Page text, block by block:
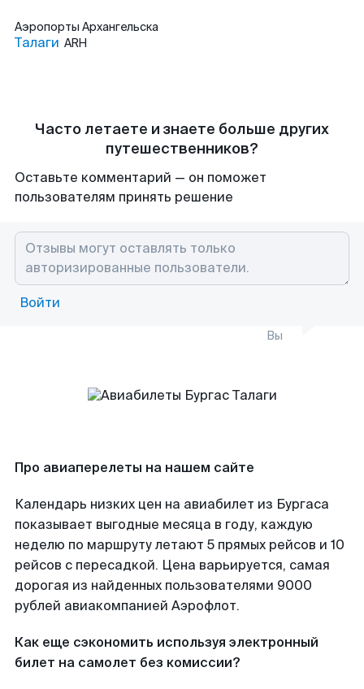
Аэропорты Архангельска
Талаги ARH
Часто летаете и знаете больше других
путешественников?
Оставьте комментарий — он поможет
пользователям принять решение
Войти
Вы
Про авиаперелеты на нашем сайте
Календарь низких цен на авиабилет из Бургаса
показывает выгодные месяца в году, каждую
неделю по маршруту летают 5 прямых рейсов и 10
рейсов с пересадкой. Цена варьируется, самая
дорогая из найденных пользователями 9000
рублей авиакомпанией Аэрофлот.
Как еще сэкономить используя электронный
билет на самолет без комиссии?